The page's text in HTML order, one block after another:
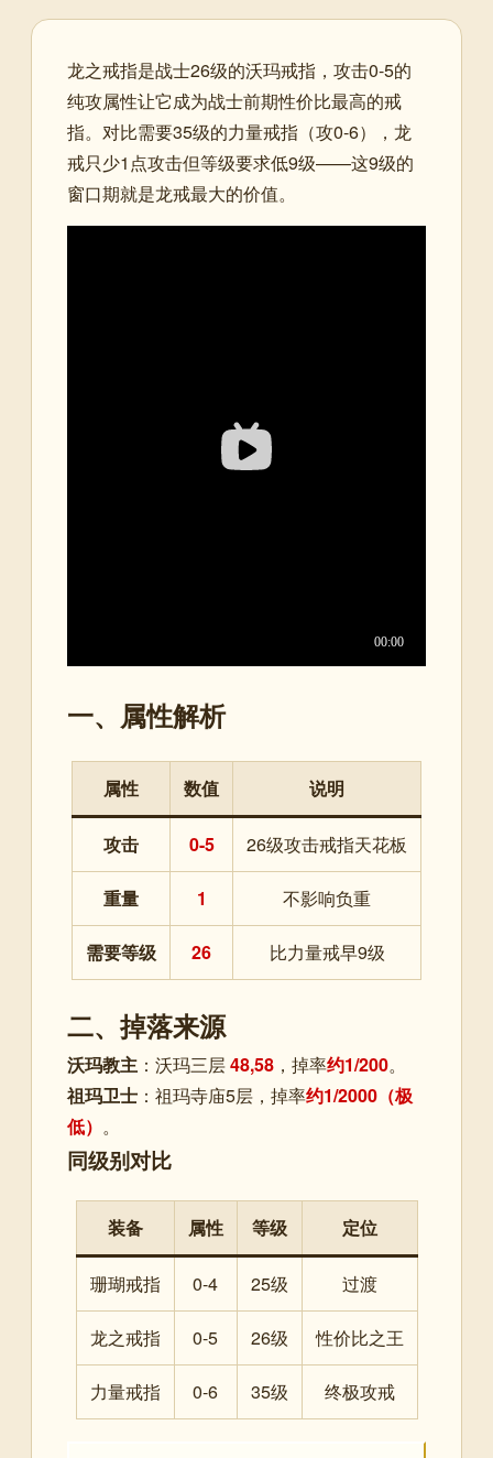
龙之戒指是战士26级的沃玛戒指，攻击0-5的
纯攻属性让它成为战士前期性价比最高的戒
指。对比需要35级的力量戒指（攻0-6），龙
戒只少1点攻击但等级要求低9级——这9级的
窗口期就是龙戒最大的价值。
一、属性解析
属性 数值 说明
攻击 0-5 26级攻击戒指天花板
重量 1 不影响负重
需要等级 26 比力量戒早9级
二、掉落来源
沃玛教主 ：沃玛三层48,58 ，掉率约1/200。
祖玛卫士 ：祖玛寺庙5层，掉率约1/2000（极
低） 。
同级别对比
装备 属性 等级 定位
珊瑚戒指 0-4 25级 过渡
龙之戒指 0-5 26级 性价比之王
力量戒指 0-6 35级 终极攻戒